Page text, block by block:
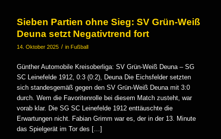
Sieben Partien ohne Sieg: SV Grün-Weiß
Deuna setzt Negativtrend fort
14. Oktober 2025 / in Fußball
Günther Automobile Kreisoberliga: SV Grün-Weiß Deuna – SG
SC Leinefelde 1912, 0:3 (0:2), Deuna Die Eichsfelder setzten
sich standesgemäß gegen den SV Grün-Weiß Deuna mit 3:0
durch. Wem die Favoritenrolle bei diesem Match zusteht, war
vorab klar. Die SG SC Leinefelde 1912 enttäuschte die
Erwartungen nicht. Fabian Grimm war es, der in der 13. Minute
das Spielgerät im Tor des […]